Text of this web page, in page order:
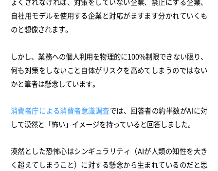
自社用モデルを使用する企業と対応がますます分かれていくも
のと想像されます。
しかし、業務への個人利用を物理的に100%制限できない限り、
何も対策をしないこと自体がリスクを高めてしまうのではない
かと筆者は懸念しています。
消費者庁による消費者意識調査では、回答者の約半数がAIに対
して漠然と「怖い」イメージを持っていると回答しました。
漠然とした恐怖心はシンギュラリティ（AIが人類の知性を大き
く超えてしまうこと）に対する懸念から生まれているのだと思